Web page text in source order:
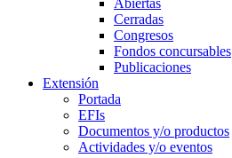
Cerradas
Congresos
Fondos concursables
Publicaciones
Extensión
Portada
EFIs
Documentos y/o productos
Actividades y/o eventos